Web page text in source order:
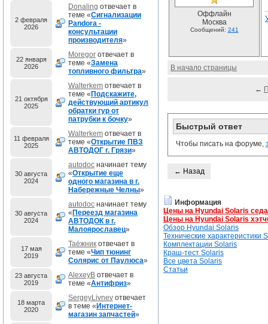
2 февраля
2026
Donaling отвечает в
теме «Сигнализации
Pandora -
консультации
производителя»
22 января
2026
Moregor отвечает в
теме «Замена
топливного фильтра»
21 октября
2025
Walterkem отвечает в
теме « Подскажите,
действующий артикул
обратки гур от
патрубки к бочку»
11 февраля
2025
Walterkem отвечает в
теме «Открытие ПВЗ
АВТОДОГ г. Грязи»
30 августа
2024
autodoc начинает тему
«Открытие еще
одного магазина в г.
Набережные Челны»
30 августа
2024
autodoc начинает тему
« Переезд магазина
АВТОДОК в г.
Малоярославец»
17 мая
2019
Таёжник отвечает в
теме «Чип тюнинг
Солярис от Паулюса»
23 августа
2019
AlexeyB отвечает в
теме «Антифриз»
18 марта
2020
SergeyLivnev отвечает
в теме « Интернет-
магазин запчастей»
Оффлайн
Москва
Сообщений: 241
В начало страницы
←
Быстрый ответ
Чтобы писать на форуме,
← Назад
Информация
Цены на Hyundai Solaris
Цены на Hyundai Solaris
Обзор Hyundai Solaris
Технические характеристики
Комплектации Solaris
Краш-тест Solaris
Все цвета Solaris
Статьи